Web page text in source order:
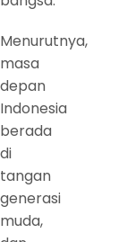
Menurutnya,
masa
depan
Indonesia
berada
di
tangan
generasi
muda,